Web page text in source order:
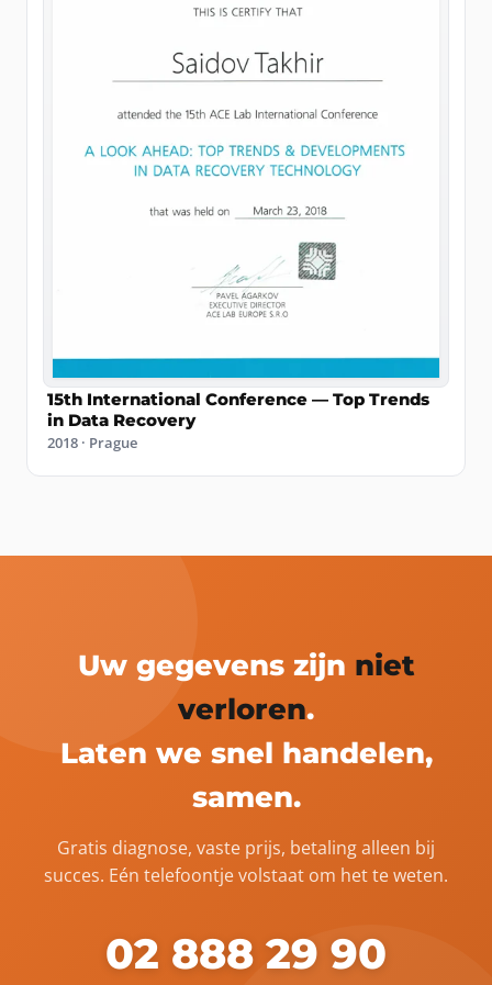
15th International Conference — Top Trends
in Data Recovery
2018 · Prague
Uw gegevens zijn niet
verloren.
Laten we snel handelen,
samen.
Gratis diagnose, vaste prijs, betaling alleen bij
succes. Eén telefoontje volstaat om het te weten.
02 888 29 90